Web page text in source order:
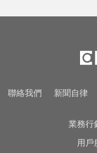
蔡裕昌
涉製毒
姜厚任
聯絡我們 新聞自律
業務行
用戶